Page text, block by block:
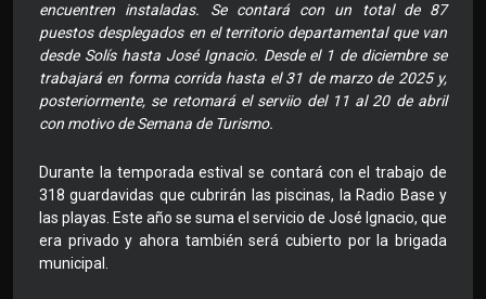
encuentren instaladas. Se contará con un total de 87
puestos desplegados en el territorio departamental que van
desde Solís hasta José Ignacio. Desde el 1 de diciembre se
trabajará en forma corrida hasta el 31 de marzo de 2025 y,
posteriormente, se retomará el serviio del 11 al 20 de abril
con motivo de Semana de Turismo.
Durante la temporada estival se contará con el trabajo de
318 guardavidas que cubrirán las piscinas, la Radio Base y
las playas. Este año se suma el servicio de José Ignacio, que
era privado y ahora también será cubierto por la brigada
municipal.